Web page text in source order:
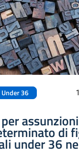
Under 36
di
under 36